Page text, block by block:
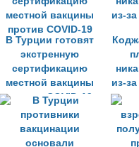
В Турции готовят
экстренную
сертификацию
местной вакцины
против COVID-19
из-